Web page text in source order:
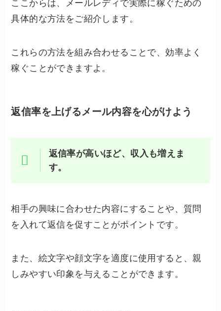
ここからは、メールレディで実際に稼ぐための
具体的な方法をご紹介します。
これらの方法を組み合わせることで、効率よく
稼ぐことができますよ。
返信率を上げるメール内容を心がけよう
返信率が高いほど、収入も増えま
す。
相手の興味に合わせた内容にすることや、質問
を入れて返信を促すことがポイントです。
また、絵文字や顔文字を適度に使用すると、親
しみやすい印象を与えることができます。